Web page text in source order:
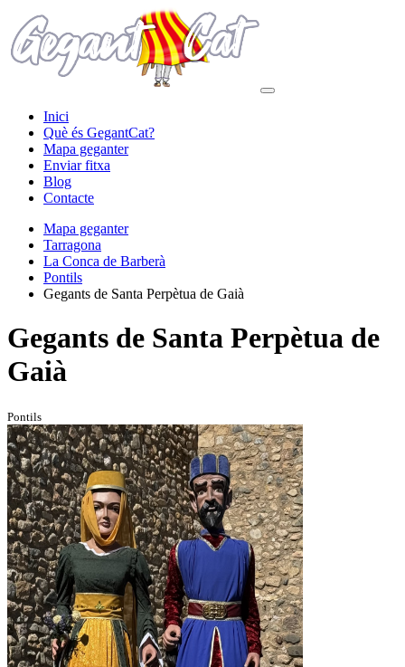
Inici
Què és GegantCat?
Mapa geganter
Enviar fitxa
Blog
Contacte
Mapa geganter
Tarragona
La Conca de Barberà
Pontils
Gegants de Santa Perpètua de Gaià
Gegants de Santa Perpètua de
Gaià
Pontils